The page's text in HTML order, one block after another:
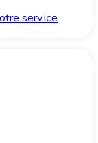
service